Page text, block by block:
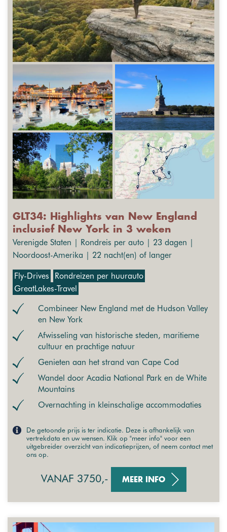
GLT34: Highlights van New England
inclusief New York in 3 weken
Verenigde Staten | Rondreis per auto | 23 dagen |
Noordoost-Amerika | 22 nacht(en) of langer
Fly-Drives
Rondreizen per huurauto
GreatLakes-Travel
Combineer New England met de Hudson Valley
en New York
Afwisseling van historische steden, maritieme
cultuur en prachtige natuur
Genieten aan het strand van Cape Cod
Wandel door Acadia National Park en de White
Mountains
Overnachting in kleinschalige accommodaties
De getoonde prijs is ter indicatie. Deze is afhankelijk van
vertrekdata en uw wensen. Klik op "meer info" voor een
uitgebreider overzicht van indicatieprijzen, of neem contact met
ons op.
VANAF 3750,- MEER INFO